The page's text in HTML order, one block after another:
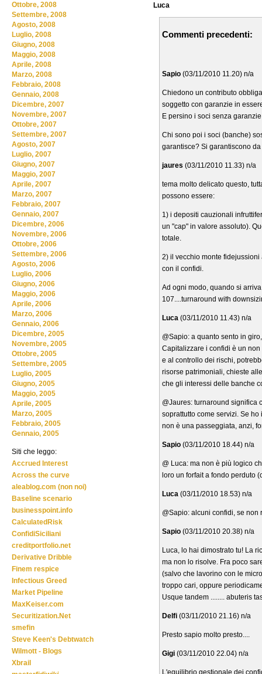
Luca
Commenti precedenti:
Sapio (03/11/2010 11.20) n/a
Chiedono un contributo
soggetto con garanzie in
E persino i soci senza
Chi sono poi i soci (banche)
garantisce? Si garantiscono
jaures (03/11/2010 11.33) n/a
tema molto delicato questo,
possono essere:
1) i depositi cauzionali
un "cap" in valore assoluto).
totale.
2) il vecchio monte
con il confidi.
Ad ogni modo, quando si
107....turnaround with
Luca (03/11/2010 11.43) n/a
@Sapio: a quanto sento in
Capitalizzare i confidi è un
e al controllo dei rischi,
risorse patrimoniali, chieste
che gli interessi delle banche
@Jaures: turnaround significa
soprattutto come servizi. Se
non è una passeggiata, anzi,
Sapio (03/11/2010 18.44) n/a
@ Luca: ma non è più logico
loro un forfait a fondo perduto
Luca (03/11/2010 18.53) n/a
@Sapio: alcuni confidi, se
Sapio (03/11/2010 20.38) n/a
Luca, lo hai dimostrato tu! La
ma non lo risolve. Fra poco
(salvo che lavorino con le
troppo cari, oppure
Usque tandem ........ abuteris
Delfi (03/11/2010 21.16) n/a
Presto sapio molto presto....
Gigi (03/11/2010 22.04) n/a
L'equilibrio gestionale dei
Ottobre, 2008
Settembre, 2008
Agosto, 2008
Luglio, 2008
Giugno, 2008
Maggio, 2008
Aprile, 2008
Marzo, 2008
Febbraio, 2008
Gennaio, 2008
Dicembre, 2007
Novembre, 2007
Ottobre, 2007
Settembre, 2007
Agosto, 2007
Luglio, 2007
Giugno, 2007
Maggio, 2007
Aprile, 2007
Marzo, 2007
Febbraio, 2007
Gennaio, 2007
Dicembre, 2006
Novembre, 2006
Ottobre, 2006
Settembre, 2006
Agosto, 2006
Luglio, 2006
Giugno, 2006
Maggio, 2006
Aprile, 2006
Marzo, 2006
Gennaio, 2006
Dicembre, 2005
Novembre, 2005
Ottobre, 2005
Settembre, 2005
Luglio, 2005
Giugno, 2005
Maggio, 2005
Aprile, 2005
Marzo, 2005
Febbraio, 2005
Gennaio, 2005
Siti che leggo:
Accrued Interest
Across the curve
aleablog.com (non noi)
Baseline scenario
businesspoint.info
CalculatedRisk
ConfidiSiciliani
creditportfolio.net
Derivative Dribble
Finem respice
Infectious Greed
Market Pipeline
MaxKeiser.com
Securitization.Net
smefin
Steve Keen's Debtwatch
Wilmott - Blogs
Xbrail